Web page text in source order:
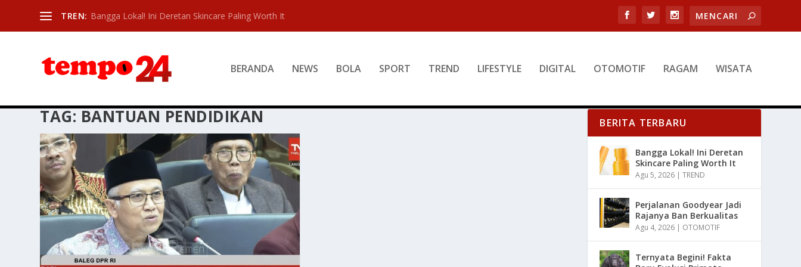
TREN: Bangga Lokal! Ini Deretan Skincare Paling Worth It
BERANDA NEWS BOLA SPORT TREND LIFESTYLE DIGITAL OTOMOTIF RAGAM WISATA
TAG: BANTUAN PENDIDIKAN BERITA TERBARU
Bangga Lokal! Ini Deretan
Skincare Paling Worth It
Agu 5, 2026 |TREND
Perjalanan Goodyear Jadi
Rajanya Ban Berkualitas
Agu 4, 2026 | OTOMOTIF
Ternyata Begini! Fakta